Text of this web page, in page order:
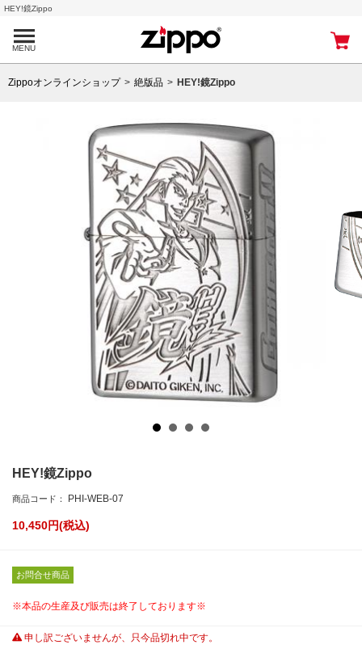
HEY!鏡Zippo
MENU
Zippoオンラインショップ 絶版品 HEY!鏡Zippo
HEY!鏡Zippo
商品コード： PHI-WEB-07
10,450円(税込)
お問合せ商品
※本品の生産及び販売は終了しております※
申し訳ございませんが、只今品切れ中です。